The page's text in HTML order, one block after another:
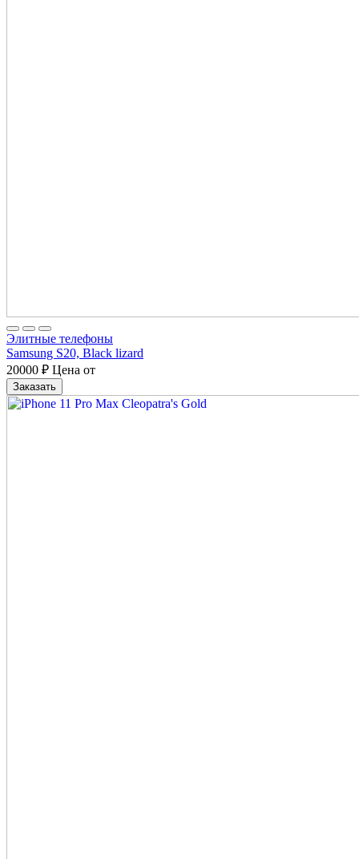
Элитные телефоны
Samsung S20, Black lizard
20000 ₽ Цена от
Заказать